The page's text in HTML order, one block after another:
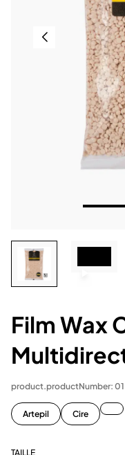
Film Wax
product.productNumber:
Artepil Cire
TAILLE